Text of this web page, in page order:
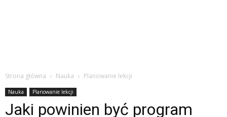
Strona główna Nauka Planowanie lekcji
Nauka Planowanie lekcji
Jaki powinien być program